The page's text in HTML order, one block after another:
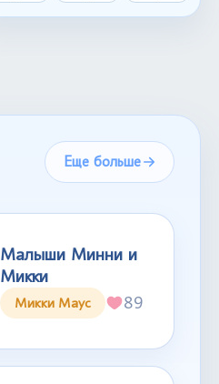
Еще больше
Малыши Минни и
Микки
Микки Маус 89